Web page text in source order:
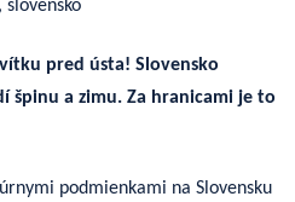
pred ústa! Slovensko
špinu a zimu. Za hranicami je to
podmienkami na Slovensku